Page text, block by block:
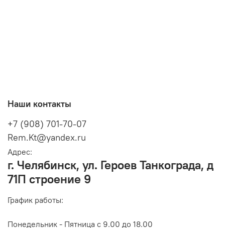
Наши контакты
+7 (908) 701-70-07
Rem.Kt@yandex.ru
Адрес:
г. Челябинск, ул. Героев Танкограда, д
71П строение 9
График работы:
Понедельник - Пятница с 9.00 до 18.00